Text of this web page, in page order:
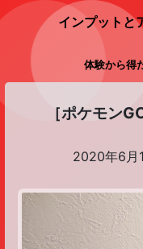
インプットと
体験から
［ポケモン
2020年6月